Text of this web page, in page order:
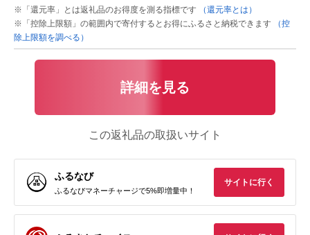
※「還元率」とは返礼品のお得度を測る指標です
（還元率とは）
※「控除上限額」の範囲内で寄付するとお得にふるさと納税できます
（控
除上限額を調べる）
詳細を見る
この返礼品の取扱いサイト
ふるなび
ふるなびマネーチャージで5%即増量中！
サイトに行く